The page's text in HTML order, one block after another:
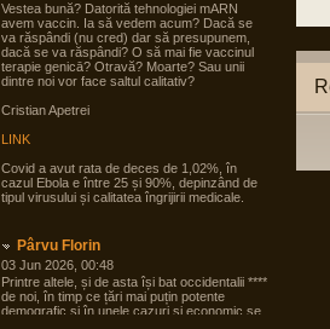
Vestea bună? Datorită tehnologiei mARN
avem vaccin. Ia să vedem acum? Dacă se
va răspândi (nu cred) dar să presupunem,
dacă se va răspândi? O să mai fie vaccinul
terapie genicā? Otravă? Moarte? Sau unii
dintre noi vor face saltul calitativ?
Cristian Apetrei
LINK
Covid a avut rata de deces de 1,02%, în
cazul Ebola e între 25 și 90%, depinzând de
tipul virusului și calitatea îngrijirii medicale.
Pârvu Florin
03 Jun 2026, 00:48
Printre altele, și de asta își bat occidentalii ****
de noi, în timp ce țări mai puțin potente
demografic și în unele cazuri și economic se